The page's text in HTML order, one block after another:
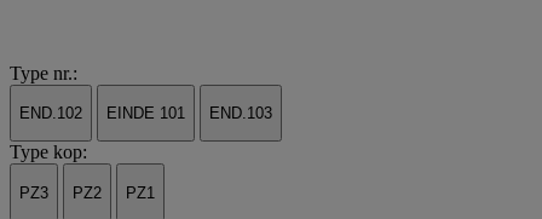
Type nr.:
END.102 EINDE 101 END.103
Type kop:
PZ3 PZ2 PZ1